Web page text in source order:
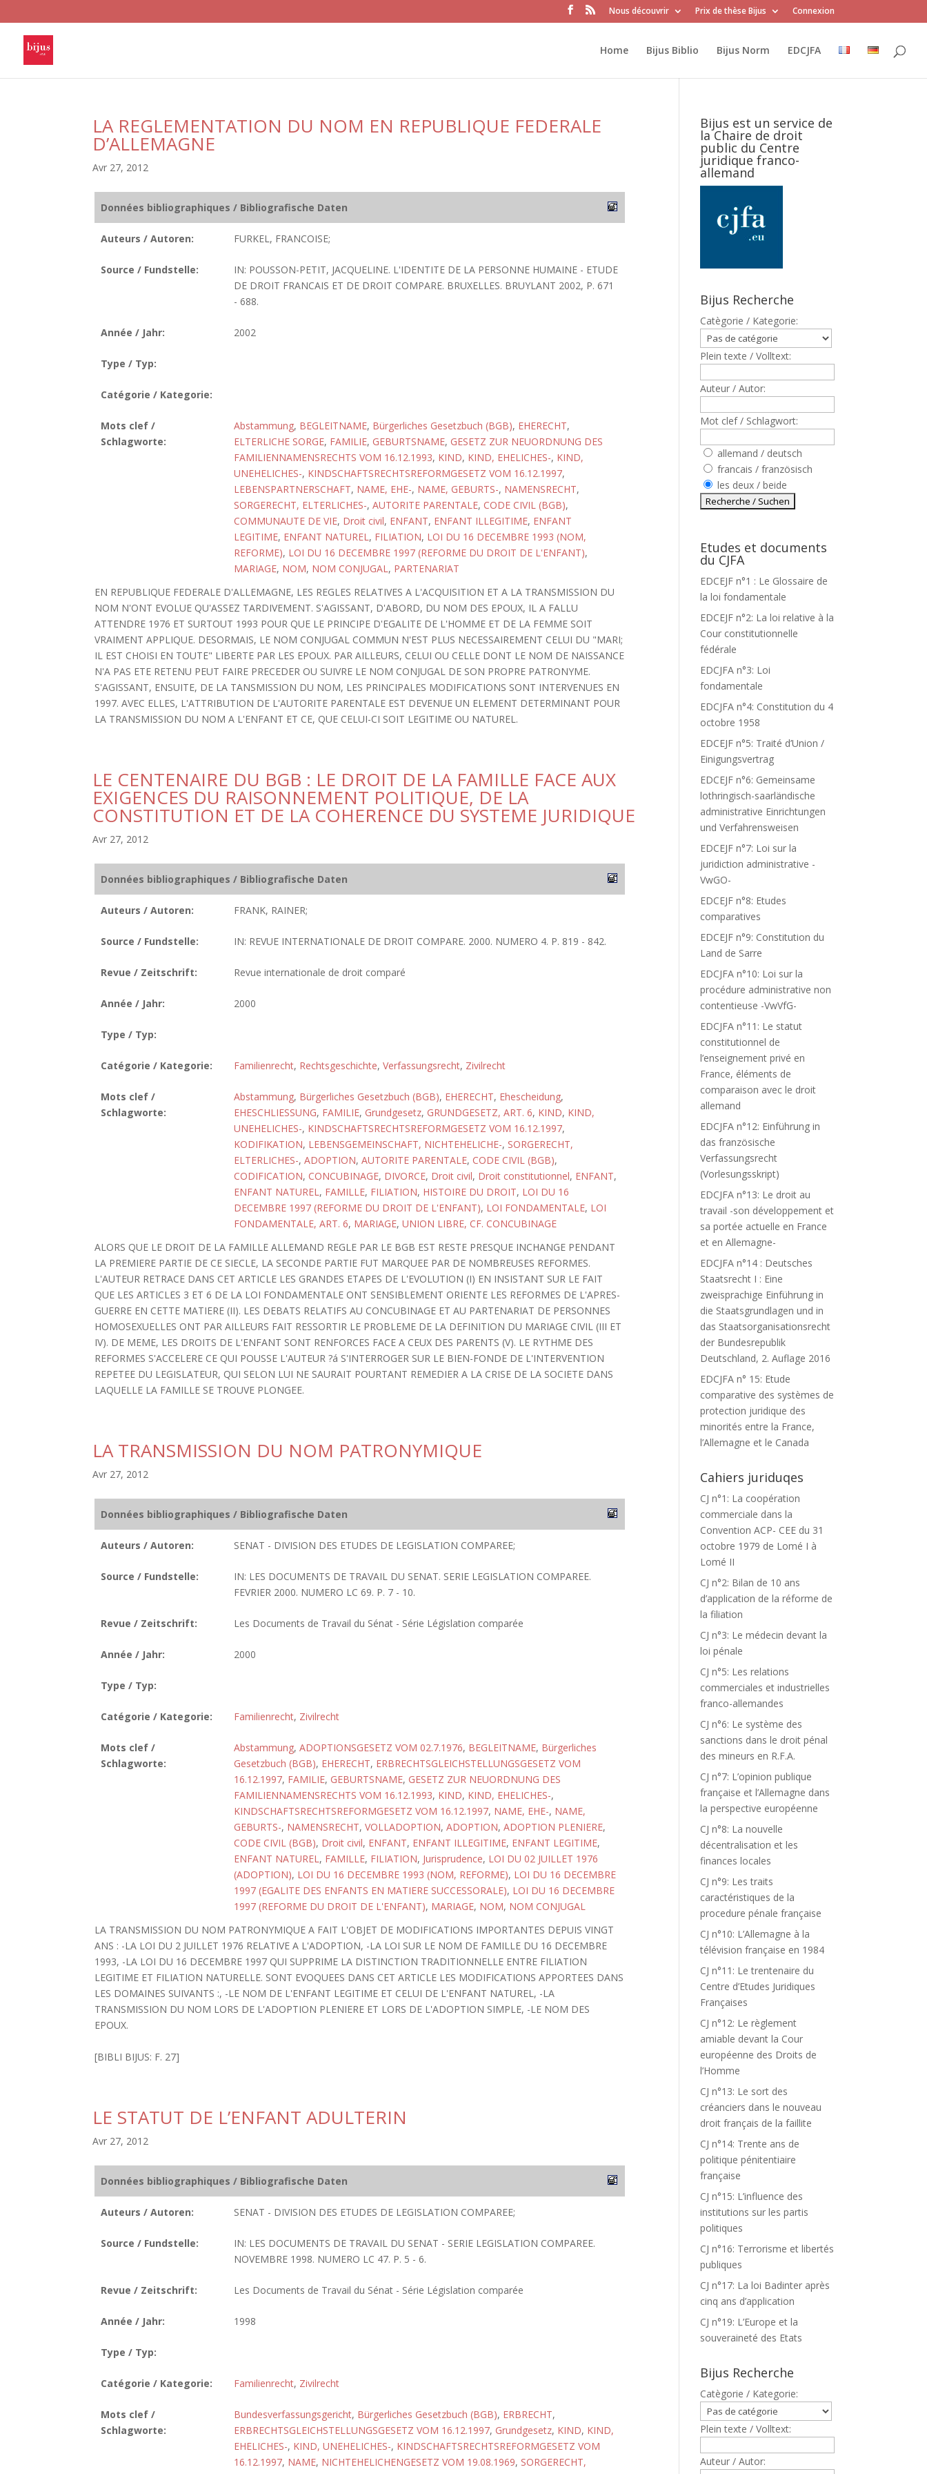
Nous découvrir Prix de thèse Bijus Connexion
Home Bijus Biblio Bijus Norm EDCJFA
LA REGLEMENTATION DU NOM EN REPUBLIQUE FEDERALE
D’ALLEMAGNE
Avr 27, 2012
Données bibliographiques / Bibliografische Daten
Auteurs / Autoren: FURKEL, FRANCOISE;
Source / Fundstelle:
IN: POUSSON-PETIT, JACQUELINE. L'IDENTITE DE LA PERSONNE HUMAINE - ETUDE
DE DROIT FRANCAIS ET DE DROIT COMPARE. BRUXELLES. BRUYLANT 2002, P. 671
- 688.
Année / Jahr: 2002
Type / Typ:
Catégorie / Kategorie:
Mots clef /
Schlagworte:
Abstammung, BEGLEITNAME, Bürgerliches Gesetzbuch (BGB), EHERECHT,
ELTERLICHE SORGE, FAMILIE, GEBURTSNAME, GESETZ ZUR NEUORDNUNG DES
FAMILIENNAMENSRECHTS VOM 16.12.1993, KIND, KIND, EHELICHES-, KIND,
UNEHELICHES-, KINDSCHAFTSRECHTSREFORMGESETZ VOM 16.12.1997,
LEBENSPARTNERSCHAFT, NAME, EHE-, NAME, GEBURTS-, NAMENSRECHT,
SORGERECHT, ELTERLICHES-, AUTORITE PARENTALE, CODE CIVIL (BGB),
COMMUNAUTE DE VIE, Droit civil, ENFANT, ENFANT ILLEGITIME, ENFANT
LEGITIME, ENFANT NATUREL, FILIATION, LOI DU 16 DECEMBRE 1993 (NOM,
REFORME), LOI DU 16 DECEMBRE 1997 (REFORME DU DROIT DE L'ENFANT),
MARIAGE, NOM, NOM CONJUGAL, PARTENARIAT
EN REPUBLIQUE FEDERALE D'ALLEMAGNE, LES REGLES RELATIVES A L'ACQUISITION ET A LA TRANSMISSION DU
NOM N'ONT EVOLUE QU'ASSEZ TARDIVEMENT. S'AGISSANT, D'ABORD, DU NOM DES EPOUX, IL A FALLU
ATTENDRE 1976 ET SURTOUT 1993 POUR QUE LE PRINCIPE D'EGALITE DE L'HOMME ET DE LA FEMME SOIT
VRAIMENT APPLIQUE. DESORMAIS, LE NOM CONJUGAL COMMUN N'EST PLUS NECESSAIREMENT CELUI DU "MARI;
IL EST CHOISI EN TOUTE" LIBERTE PAR LES EPOUX. PAR AILLEURS, CELUI OU CELLE DONT LE NOM DE NAISSANCE
N'A PAS ETE RETENU PEUT FAIRE PRECEDER OU SUIVRE LE NOM CONJUGAL DE SON PROPRE PATRONYME.
S'AGISSANT, ENSUITE, DE LA TANSMISSION DU NOM, LES PRINCIPALES MODIFICATIONS SONT INTERVENUES EN
1997. AVEC ELLES, L'ATTRIBUTION DE L'AUTORITE PARENTALE EST DEVENUE UN ELEMENT DETERMINANT POUR
LA TRANSMISSION DU NOM A L'ENFANT ET CE, QUE CELUI-CI SOIT LEGITIME OU NATUREL.
LE CENTENAIRE DU BGB : LE DROIT DE LA FAMILLE FACE AUX
EXIGENCES DU RAISONNEMENT POLITIQUE, DE LA
CONSTITUTION ET DE LA COHERENCE DU SYSTEME JURIDIQUE
Avr 27, 2012
Données bibliographiques / Bibliografische Daten
Auteurs / Autoren: FRANK, RAINER;
Source / Fundstelle: IN: REVUE INTERNATIONALE DE DROIT COMPARE. 2000. NUMERO 4. P. 819 - 842.
Revue / Zeitschrift: Revue internationale de droit comparé
Année / Jahr: 2000
Type / Typ:
Catégorie / Kategorie: Familienrecht, Rechtsgeschichte, Verfassungsrecht, Zivilrecht
Mots clef /
Schlagworte:
Abstammung, Bürgerliches Gesetzbuch (BGB), EHERECHT, Ehescheidung,
EHESCHLIESSUNG, FAMILIE, Grundgesetz, GRUNDGESETZ, ART. 6, KIND, KIND,
UNEHELICHES-, KINDSCHAFTSRECHTSREFORMGESETZ VOM 16.12.1997,
KODIFIKATION, LEBENSGEMEINSCHAFT, NICHTEHELICHE-, SORGERECHT,
ELTERLICHES-, ADOPTION, AUTORITE PARENTALE, CODE CIVIL (BGB),
CODIFICATION, CONCUBINAGE, DIVORCE, Droit civil, Droit constitutionnel, ENFANT,
ENFANT NATUREL, FAMILLE, FILIATION, HISTOIRE DU DROIT, LOI DU 16
DECEMBRE 1997 (REFORME DU DROIT DE L'ENFANT), LOI FONDAMENTALE, LOI
FONDAMENTALE, ART. 6, MARIAGE, UNION LIBRE, CF. CONCUBINAGE
ALORS QUE LE DROIT DE LA FAMILLE ALLEMAND REGLE PAR LE BGB EST RESTE PRESQUE INCHANGE PENDANT
LA PREMIERE PARTIE DE CE SIECLE, LA SECONDE PARTIE FUT MARQUEE PAR DE NOMBREUSES REFORMES.
L'AUTEUR RETRACE DANS CET ARTICLE LES GRANDES ETAPES DE L'EVOLUTION (I) EN INSISTANT SUR LE FAIT
QUE LES ARTICLES 3 ET 6 DE LA LOI FONDAMENTALE ONT SENSIBLEMENT ORIENTE LES REFORMES DE L'APRES-
GUERRE EN CETTE MATIERE (II). LES DEBATS RELATIFS AU CONCUBINAGE ET AU PARTENARIAT DE PERSONNES
HOMOSEXUELLES ONT PAR AILLEURS FAIT RESSORTIR LE PROBLEME DE LA DEFINITION DU MARIAGE CIVIL (III ET
IV). DE MEME, LES DROITS DE L'ENFANT SONT RENFORCES FACE A CEUX DES PARENTS (V). LE RYTHME DES
REFORMES S'ACCELERE CE QUI POUSSE L'AUTEUR ?á S'INTERROGER SUR LE BIEN-FONDE DE L'INTERVENTION
REPETEE DU LEGISLATEUR, QUI SELON LUI NE SAURAIT POURTANT REMEDIER A LA CRISE DE LA SOCIETE DANS
LAQUELLE LA FAMILLE SE TROUVE PLONGEE.
LA TRANSMISSION DU NOM PATRONYMIQUE
Avr 27, 2012
Données bibliographiques / Bibliografische Daten
Auteurs / Autoren: SENAT - DIVISION DES ETUDES DE LEGISLATION COMPAREE;
Source / Fundstelle:
IN: LES DOCUMENTS DE TRAVAIL DU SENAT. SERIE LEGISLATION COMPAREE.
FEVRIER 2000. NUMERO LC 69. P. 7 - 10.
Revue / Zeitschrift: Les Documents de Travail du Sénat - Série Législation comparée
Année / Jahr: 2000
Type / Typ:
Catégorie / Kategorie: Familienrecht, Zivilrecht
Mots clef /
Schlagworte:
Abstammung, ADOPTIONSGESETZ VOM 02.7.1976, BEGLEITNAME, Bürgerliches
Gesetzbuch (BGB), EHERECHT, ERBRECHTSGLEICHSTELLUNGSGESETZ VOM
16.12.1997, FAMILIE, GEBURTSNAME, GESETZ ZUR NEUORDNUNG DES
FAMILIENNAMENSRECHTS VOM 16.12.1993, KIND, KIND, EHELICHES-,
KINDSCHAFTSRECHTSREFORMGESETZ VOM 16.12.1997, NAME, EHE-, NAME,
GEBURTS-, NAMENSRECHT, VOLLADOPTION, ADOPTION, ADOPTION PLENIERE,
CODE CIVIL (BGB), Droit civil, ENFANT, ENFANT ILLEGITIME, ENFANT LEGITIME,
ENFANT NATUREL, FAMILLE, FILIATION, Jurisprudence, LOI DU 02 JUILLET 1976
(ADOPTION), LOI DU 16 DECEMBRE 1993 (NOM, REFORME), LOI DU 16 DECEMBRE
1997 (EGALITE DES ENFANTS EN MATIERE SUCCESSORALE), LOI DU 16 DECEMBRE
1997 (REFORME DU DROIT DE L'ENFANT), MARIAGE, NOM, NOM CONJUGAL
LA TRANSMISSION DU NOM PATRONYMIQUE A FAIT L'OBJET DE MODIFICATIONS IMPORTANTES DEPUIS VINGT
ANS : -LA LOI DU 2 JUILLET 1976 RELATIVE A L'ADOPTION, -LA LOI SUR LE NOM DE FAMILLE DU 16 DECEMBRE
1993, -LA LOI DU 16 DECEMBRE 1997 QUI SUPPRIME LA DISTINCTION TRADITIONNELLE ENTRE FILIATION
LEGITIME ET FILIATION NATURELLE. SONT EVOQUEES DANS CET ARTICLE LES MODIFICATIONS APPORTEES DANS
LES DOMAINES SUIVANTS :, -LE NOM DE L'ENFANT LEGITIME ET CELUI DE L'ENFANT NATUREL, -LA
TRANSMISSION DU NOM LORS DE L'ADOPTION PLENIERE ET LORS DE L'ADOPTION SIMPLE, -LE NOM DES
EPOUX.
[BIBLI BIJUS: F. 27]
LE STATUT DE L’ENFANT ADULTERIN
Avr 27, 2012
Données bibliographiques / Bibliografische Daten
Auteurs / Autoren: SENAT - DIVISION DES ETUDES DE LEGISLATION COMPAREE;
Source / Fundstelle:
IN: LES DOCUMENTS DE TRAVAIL DU SENAT - SERIE LEGISLATION COMPAREE.
NOVEMBRE 1998. NUMERO LC 47. P. 5 - 6.
Revue / Zeitschrift: Les Documents de Travail du Sénat - Série Législation comparée
Année / Jahr: 1998
Type / Typ:
Catégorie / Kategorie: Familienrecht, Zivilrecht
Mots clef /
Schlagworte:
Bundesverfassungsgericht, Bürgerliches Gesetzbuch (BGB), ERBRECHT,
ERBRECHTSGLEICHSTELLUNGSGESETZ VOM 16.12.1997, Grundgesetz, KIND, KIND,
EHELICHES-, KIND, UNEHELICHES-, KINDSCHAFTSRECHTSREFORMGESETZ VOM
16.12.1997, NAME, NICHTEHELICHENGESETZ VOM 19.08.1969, SORGERECHT,
Bijus est un service de
la Chaire de droit
public du Centre
juridique franco-
allemand
Bijus Recherche
Catègorie / Kategorie:
Plein texte / Volltext:
Auteur / Autor:
Mot clef / Schlagwort:
allemand / deutsch
francais / französisch
les deux / beide
Etudes et documents
du CJFA
EDCEJF n°1 : Le Glossaire de
la loi fondamentale
EDCEJF n°2: La loi relative à la
Cour constitutionnelle
fédérale
EDCJFA n°3: Loi
fondamentale
EDCJFA n°4: Constitution du 4
octobre 1958
EDCEJF n°5: Traité d’Union /
Einigungsvertrag
EDCEJF n°6: Gemeinsame
lothringisch-saarländische
administrative Einrichtungen
und Verfahrensweisen
EDCEJF n°7: Loi sur la
juridiction administrative -
VwGO-
EDCEJF n°8: Etudes
comparatives
EDCEJF n°9: Constitution du
Land de Sarre
EDCJFA n°10: Loi sur la
procédure administrative non
contentieuse -VwVfG-
EDCJFA n°11: Le statut
constitutionnel de
l’enseignement privé en
France, éléments de
comparaison avec le droit
allemand
EDCJFA n°12: Einführung in
das französische
Verfassungsrecht
(Vorlesungsskript)
EDCJFA n°13: Le droit au
travail -son développement et
sa portée actuelle en France
et en Allemagne-
EDCJFA n°14 : Deutsches
Staatsrecht I : Eine
zweisprachige Einführung in
die Staatsgrundlagen und in
das Staatsorganisationsrecht
der Bundesrepublik
Deutschland, 2. Auflage 2016
EDCJFA n° 15: Etude
comparative des systèmes de
protection juridique des
minorités entre la France,
l’Allemagne et le Canada
Cahiers juriduqes
CJ n°1: La coopération
commerciale dans la
Convention ACP- CEE du 31
octobre 1979 de Lomé I à
Lomé II
CJ n°2: Bilan de 10 ans
d’application de la réforme de
la filiation
CJ n°3: Le médecin devant la
loi pénale
CJ n°5: Les relations
commerciales et industrielles
franco-allemandes
CJ n°6: Le système des
sanctions dans le droit pénal
des mineurs en R.F.A.
CJ n°7: L’opinion publique
française et l’Allemagne dans
la perspective européenne
CJ n°8: La nouvelle
décentralisation et les
finances locales
CJ n°9: Les traits
caractéristiques de la
procedure pénale française
CJ n°10: L’Allemagne à la
télévision française en 1984
CJ n°11: Le trentenaire du
Centre d’Etudes Juridiques
Françaises
CJ n°12: Le règlement
amiable devant la Cour
européenne des Droits de
l’Homme
CJ n°13: Le sort des
créanciers dans le nouveau
droit français de la faillite
CJ n°14: Trente ans de
politique pénitentiaire
française
CJ n°15: L’influence des
institutions sur les partis
politiques
CJ n°16: Terrorisme et libertés
publiques
CJ n°17: La loi Badinter après
cinq ans d’application
CJ n°19: L’Europe et la
souveraineté des Etats
Bijus Recherche
Catègorie / Kategorie:
Plein texte / Volltext:
Auteur / Autor: